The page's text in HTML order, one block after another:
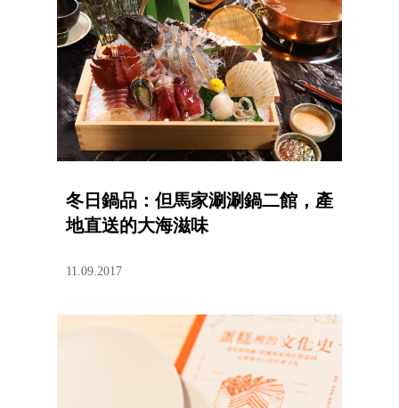
冬日鍋品：但馬家涮涮鍋二館，產
地直送的大海滋味
11.09.2017